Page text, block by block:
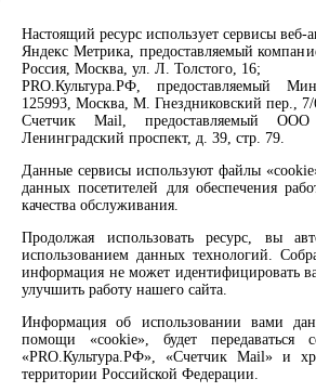
Продлить книгу
Спроси библиотекаря
Спроси краеведа
Оцените качество услуг
Направить обращение директору
Соцсети
Вконтакте
Одноклассники
Rutube
Заметили опечатку? Выделите текст
Сообщить об ошибке
Настоящий ресурс использует сервисы веб-
Яндекс Метрика, предоставляемый
Россия, Москва, ул. Л. Толстого, 16;
PRO.Культура.РФ, предоставляемый
125993, Москва, М. Гнездниковский пер., 7/
Счетчик Mail, предоставляемый
Ленинградский проспект, д. 39, стр. 79.
Данные сервисы используют файлы
данных посетителей для обеспечения
качества обслуживания.
Продолжая использовать ресурс, вы
использованием данных технологий.
информация не может идентифицировать
улучшить работу нашего сайта.
Информация об использовании вами
помощи «cookie», будет передаваться
«PRO.Культура.РФ», «Счетчик Mail» и
территории Российской Федерации.